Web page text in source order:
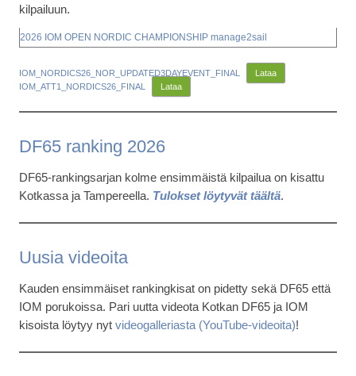
kilpailuun.
2026 IOM OPEN NORDIC CHAMPIONSHIP manage2sail
IOM_NORDICS26_NOR_UPDATED3DAYEVENT_FINAL
Lataa
IOM_ATT1_NORDICS26_FINAL
Lataa
DF65 ranking 2026
DF65-rankingsarjan kolme ensimmäistä kilpailua on kisattu
Kotkassa ja Tampereella. Tulokset löytyvät täältä.
Uusia videoita
Kauden ensimmäiset rankingkisat on pidetty sekä DF65 että
IOM porukoissa. Pari uutta videota Kotkan DF65 ja IOM
kisoista löytyy nyt videogalleriasta (YouTube-videoita)!